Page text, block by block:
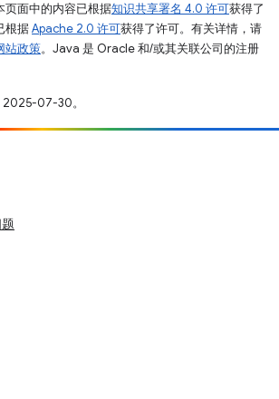
页面中的内容已根据知识共享署名 4.0 许可获得了
根据Apache 2.0 许可获得了许可。有关详情，请
站政策。Java 是 Oracle 和/或其关联公司的注册
2025-07-30。